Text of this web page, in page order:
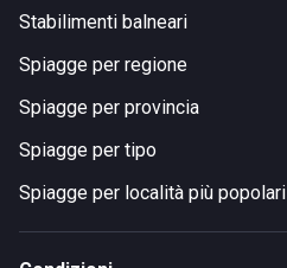
Stabilimenti balneari
Spiagge per regione
Spiagge per provincia
Spiagge per tipo
Spiagge per località più popolari